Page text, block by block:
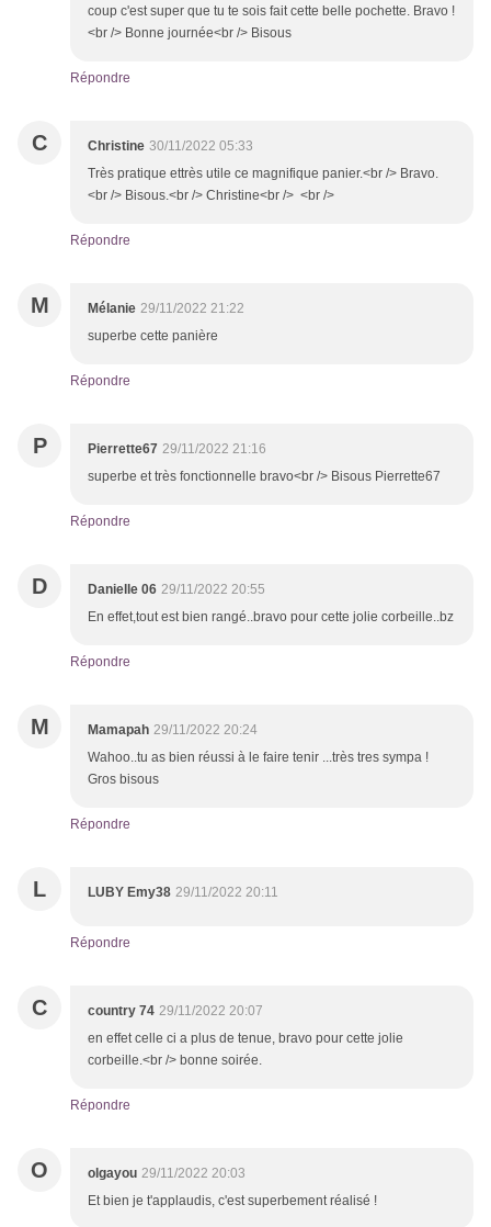
coup c'est super que tu te sois fait cette belle pochette. Bravo !
<br /> Bonne journée<br /> Bisous
Répondre
C Christine 30/11/2022 05:33
Très pratique ettrès utile ce magnifique panier.<br /> Bravo.
<br /> Bisous.<br /> Christine<br /> <br />
Répondre
M Mélanie 29/11/2022 21:22
superbe cette panière
Répondre
P Pierrette67 29/11/2022 21:16
superbe et très fonctionnelle bravo<br /> Bisous Pierrette67
Répondre
D Danielle 06 29/11/2022 20:55
En effet,tout est bien rangé..bravo pour cette jolie corbeille..bz
Répondre
M Mamapah 29/11/2022 20:24
Wahoo..tu as bien réussi à le faire tenir ...très tres sympa !
Gros bisous
Répondre
L LUBY Emy38 29/11/2022 20:11
Répondre
C country 74 29/11/2022 20:07
en effet celle ci a plus de tenue, bravo pour cette jolie
corbeille.<br /> bonne soirée.
Répondre
O olgayou 29/11/2022 20:03
Et bien je t'applaudis, c'est superbement réalisé !